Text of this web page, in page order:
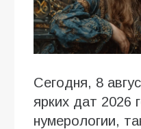
Сегодня, 8
ярких дат 2026
нумерологии,